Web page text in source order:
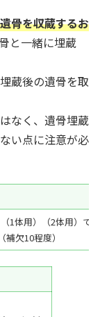
骨を収蔵するお
と一緒に埋蔵
蔵後の遺骨を取
なく、遺骨埋蔵
い点に注意が必
1体用）（2体用）で
補欠10程度）